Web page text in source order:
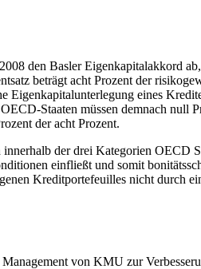
den Basler Eigenkapitalakkord
beträgt acht Prozent der
eines
Staaten müssen demnach null
der acht Prozent.
der drei Kategorien OECD
einfließt und somit
Kreditportefeuilles nicht durch
von KMU zur